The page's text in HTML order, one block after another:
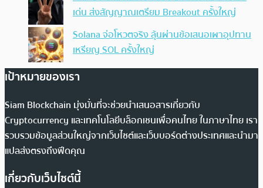
เด่น ส่งสัญญาณเตรียม Breakout ครั้งใหญ่
Solana จ่อโหวตจริง ลุ้นผ่านข้อเสนอเผาอุปทาน
เหรียญ SOL ครั้งใหญ่
เป้าหมายของเรา
Siam Blockchain มุ่งมั่นที่จะช่วยนำเสนอสารเกี่ยวกับ
Cryptocurrency และเทคโนโลยีบล็อกเชนเพื่อคนไทย ในภาษาไทย เรา
รวบรวมข้อมูลส่วนใหญ่จากเว็บไซต์และเว็บบอร์ดต่างประเทศและนำมา
แปลส่งตรงถึงฟีดคุณ
เกี่ยวกับเว็บไซต์นี้